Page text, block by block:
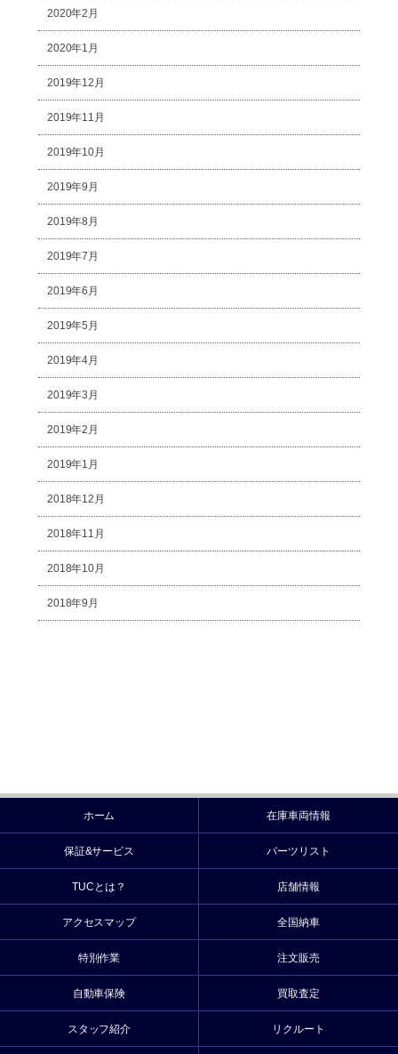
2020年2月
2020年1月
2019年12月
2019年11月
2019年10月
2019年9月
2019年8月
2019年7月
2019年6月
2019年5月
2019年4月
2019年3月
2019年2月
2019年1月
2018年12月
2018年11月
2018年10月
2018年9月
ホーム 在庫車両情報
保証&サービス パーツリスト
TUCとは？ 店舗情報
アクセスマップ 全国納車
特別作業 注文販売
自動車保険 買取査定
スタッフ紹介 リクルート